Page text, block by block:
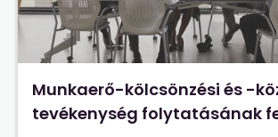
Munkaerő-kölcsönzési és -
tevékenység folytatásának